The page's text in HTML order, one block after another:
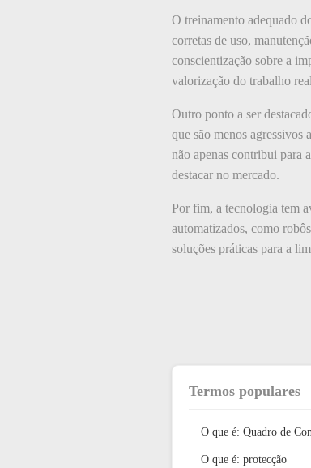
O treinamento adequado
corretas de uso,
conscientização sobre a
valorização do trabalho
Outro ponto a ser
que são menos agressivos
não apenas contribui para
destacar no mercado.
Por fim, a tecnologia tem
automatizados, como
soluções práticas para a
Termos populares
O que é: Quadro de
O que é: protecção